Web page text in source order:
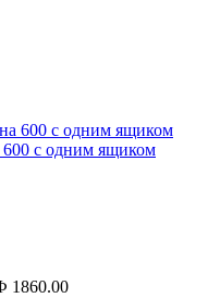
с одним ящиком
1860.00